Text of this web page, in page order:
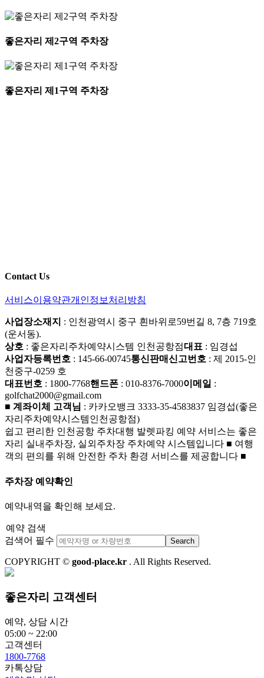
좋은자리 제2구역 주차장
좋은자리 제1구역 주차장
Contact Us
서비스이용약관개인정보처리방침
사업장소재지 : 인천광역시 중구 흰바위로59번길 8, 7층 719호
(운서동).
상호 : 좋은자리주차예약시스템 인천공항점대표 : 임경섭
사업자등록번호 : 145-66-00745통신판매신고번호 : 제 2015-인
천중구-0259 호
대표번호 : 1800-7768핸드폰 : 010-8376-7000이메일 :
golfchat2000@gmail.com
■ 계좌이체 고객님 : 카카오뱅크 3333-35-4583837 임경섭(좋은
자리주차예약시스템인천공항점)
쉽고 편리한 인천공항 주차대행 발렛파킹 예약 서비스는 좋은
자리 실내주차장, 실외주차장 주차예약 시스템입니다 ■ 여행
객의 편의를 위해 안전한 주차 환경 서비스를 제공합니다 ■
주차장 예약확인
예약내역을 확인해 보세요.
예약 검색
검색어 필수
Search
COPYRIGHT © good-place.kr . All Rights Reserved.
좋은자리 고객센터
예약, 상담 시간
05:00 ~ 22:00
고객센터
1800-7768
카톡상담